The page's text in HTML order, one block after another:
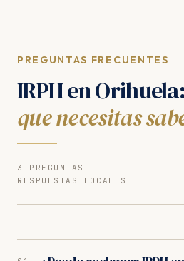
PREGUNTAS FRECUENTES
IRPH en Orihuela:
que necesitas
3 PREGUNTAS
RESPUESTAS LOCALES